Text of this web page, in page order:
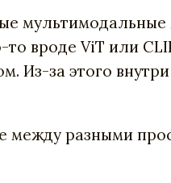
мультимодальные
вроде ViT или
за этого
разными